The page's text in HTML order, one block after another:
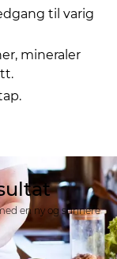
til varig
mineraler
en ny og sunnere